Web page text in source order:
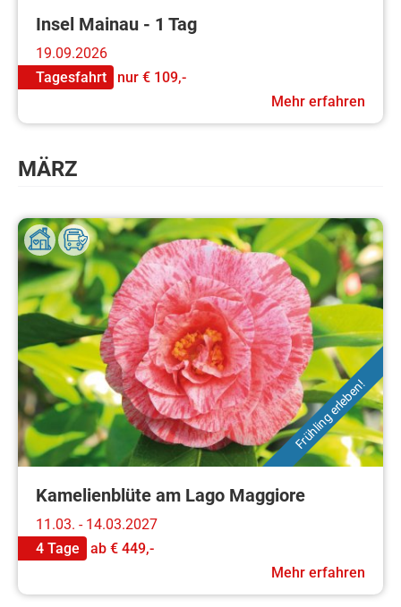
Insel Mainau - 1 Tag
19.09.2026
Tagesfahrt
nur € 109,-
Mehr erfahren
MÄRZ
Frühling erleben!
Kamelienblüte am Lago Maggiore
11.03. - 14.03.2027
4 Tage
ab € 449,-
Mehr erfahren